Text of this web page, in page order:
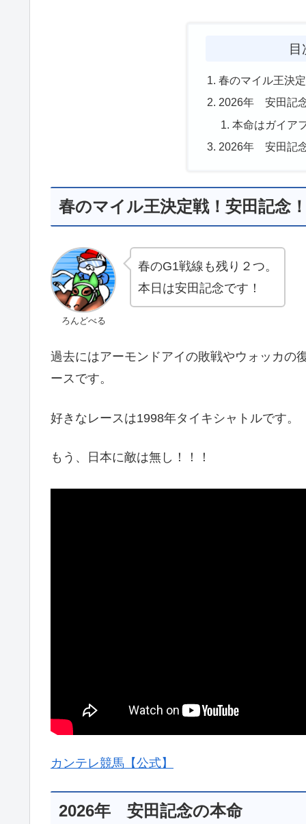
目
春のマイル王決
2026年 安田記
本命はガイア
2026年 安田記
春のマイル王決定戦！安田記念
ろんどべる
春のG1戦線も残り２つ。
本日は安田記念です！
過去にはアーモンドアイの敗戦やウォッカの
ースです。
好きなレースは1998年タイキシャトルです。
もう、日本に敵は無し！！！
カンテレ競馬【公式】
2026年 安田記念の本命